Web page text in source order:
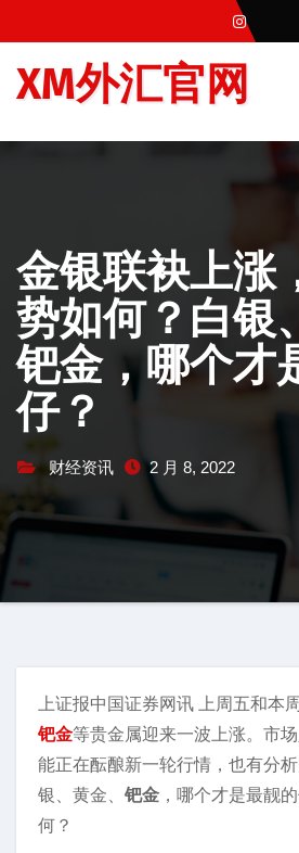
至
XM外汇官网
金银联袂上涨
势如何？白银
钯金，哪个才
仔？
财经资讯 2 月 8, 2022
上证报中国证券网讯 上周五和本
钯金等贵金属迎来一波上涨。市
能正在酝酿新一轮行情，也有分
银、黄金、 钯金 ，哪个才是最靓
何？